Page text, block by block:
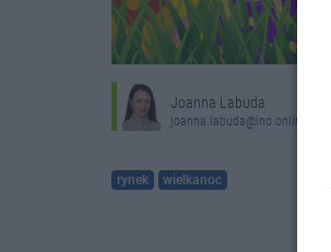
Joanna Labuda
joanna.labuda@ino.online
rynek wielkanoc